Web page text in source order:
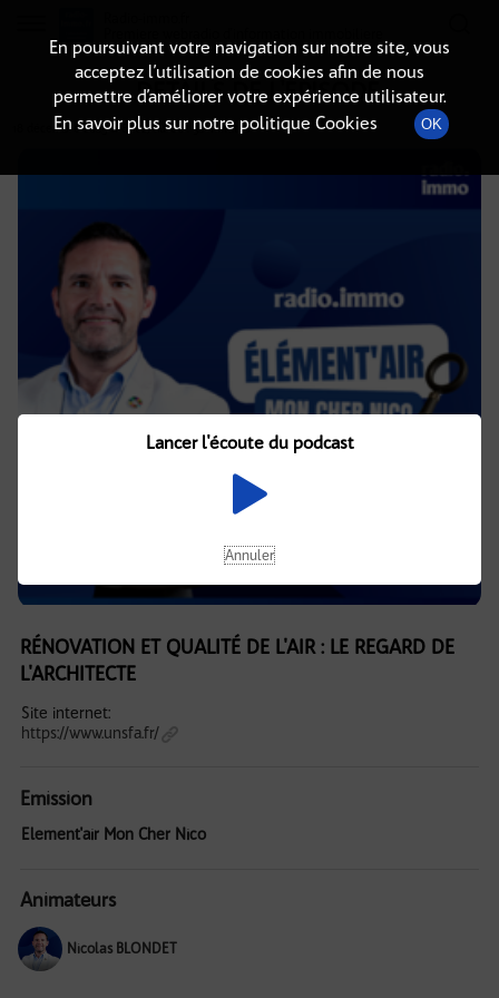
DÉTAILS DE L'ÉPISODE
18 décembre 2025à 8h02, durée : 32 minutes
RÉNOVATION ET QUALITÉ DE L'AIR : LE REGARD DE
L'ARCHITECTE
Site internet:
https://www.unsfa.fr/
Emission
Element'air Mon Cher Nico
Animateurs
Nicolas BLONDET
En poursuivant votre navigation sur notre site, vous
acceptez l’utilisation de cookies afin de nous
permettre d’améliorer votre expérience utilisateur.
En savoir plus sur notre politique Cookies
OK
Lancer l'écoute du podcast
Annuler